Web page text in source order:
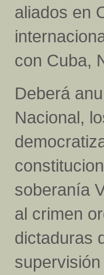
aliados en
con Cuba,
Deberá
Nacional,
soberanía
al crimen
dictaduras